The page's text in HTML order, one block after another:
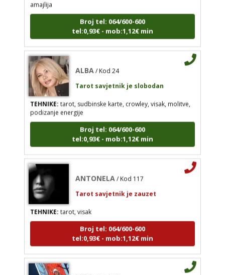
Tarot savjetnik je slobodan
tarot, sudbinske karte, crowley, visak,
molitve, podizanje energije
tel:0,93€ - mob:1,12€ min
Tarot savjetnik je zauzet
TEHNIKE:tarot, visak
MIRA/ Kod 72
Tarot savjetnik je slobodan
TEHNIKE:tarot
Broj tel: 064/600-600
tel:0,93€ - mob:1,12€ min
TEHNIKE:tarot, sudbinske karte, crowley, visak, molitve,
podizanje energije
Broj tel: 064/600-600
tel:0,93€ - mob:1,12€ min
TEHNIKE:tarot, visak
Broj tel: 064/600-600
tel:0,93€ - mob:1,12€ min